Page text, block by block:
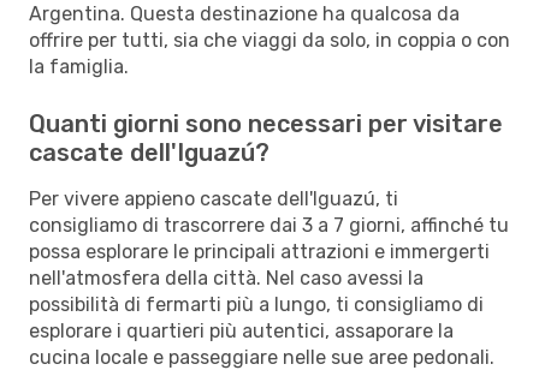
Argentina. Questa destinazione ha qualcosa da
offrire per tutti, sia che viaggi da solo, in coppia o con
la famiglia.
Quanti giorni sono necessari per visitare
cascate dell'Iguazú?
Per vivere appieno cascate dell'Iguazú, ti
consigliamo di trascorrere dai 3 a 7 giorni, affinché tu
possa esplorare le principali attrazioni e immergerti
nell'atmosfera della città. Nel caso avessi la
possibilità di fermarti più a lungo, ti consigliamo di
esplorare i quartieri più autentici, assaporare la
cucina locale e passeggiare nelle sue aree pedonali.